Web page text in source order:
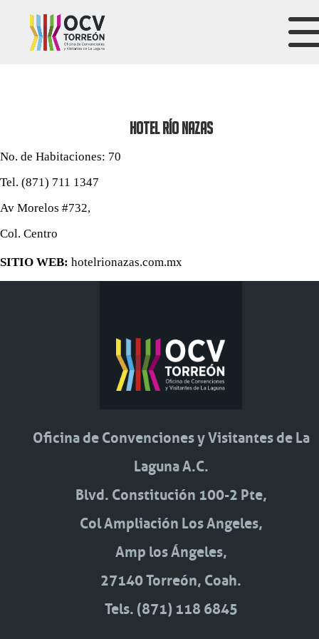
HOTEL RÍO NAZAS
No. de Habitaciones: 70
Tel. (871) 711 1347
Av Morelos #732,
Col. Centro
SITIO WEB: hotelrionazas.com.mx
Oficina de Convenciones y Visitantes de La
Laguna A.C.
Blvd. Constitución 100-2 Pte,
Col Ampliación Los Angeles,
Amp los Ángeles,
27140 Torreón, Coah.
Tels. (871) 118 6845